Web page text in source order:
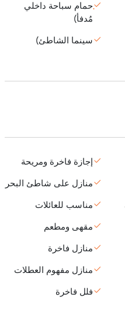
حمام سباحة داخلي
مُدفأ)
سينما الشاطئ)
إجازة فاخرة ومريحة
منازل على شاطئ البحر
مناسب للعائلات
مقهى ومطعم
منازل فاخرة
منازل مفهوم العطلات
فلل فاخرة